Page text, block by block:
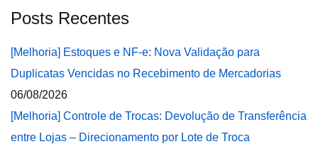
Posts Recentes
[Melhoria] Estoques e NF-e: Nova Validação para
Duplicatas Vencidas no Recebimento de Mercadorias
06/08/2026
[Melhoria] Controle de Trocas: Devolução de Transferência
entre Lojas – Direcionamento por Lote de Troca